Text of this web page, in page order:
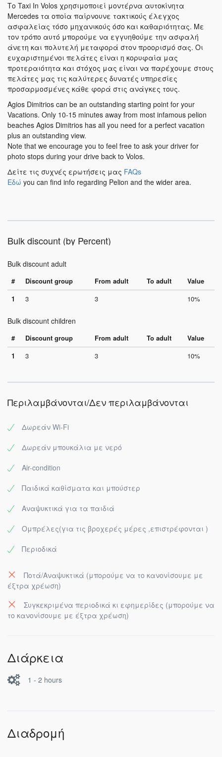
Το Taxi In Volos χρησιμοποιεί μοντέρνα αυτοκίνητα
Mercedes τα οποία παίρνουνε τακτικούς έλεγχος
ασφαλείας τόσο μηχανικούς όσο και καθαριότητας. Με
τον τρόπο αυτό μπορούμε να εγγυηθούμε την ασφαλή
άνετη και πολυτελή μεταφορά στον προορισμό σας. Οι
ευχαριστημένοι πελάτες είναι η κορυφαία μας
προτεραιότητα και στόχος μας είναι να παρέχουμε στους
πελάτες μας τις καλύτερες δυνατές υπηρεσίες
προσαρμοσμένες κάθε φορά στις ανάγκες τους.
Agios Dimitrios can be an outstanding starting point for your
Vacations. Only 10-15 minutes away from most infamous pelion
beaches Agios Dimitrios has all you need for a perfect vacation
plus an outstanding view.
Note that we encourage you to feel free to ask your driver for
photo stops during your drive back to Volos.
Δείτε τις συχνές ερωτήσεις μας FAQs
Εδώ you can find info regarding Pelion and the wider area.
Bulk discount (by Percent)
Bulk discount adult
# Discount group From adult To adult
Value
1
3 3 10%
Bulk discount children
# Discount group From adult To adult
Value
1
3 3 10%
Περιλαμβάνονται/Δεν περιλαμβάνονται
Δωρεάν Wi-Fi
Δωρεάν μπουκάλια με νερό
Air-condition
Παιδικά καθίσματα και μπούστερ
Αναψυκτικά για τα παιδιά
Ομπρέλες(για τις βροχερές μέρες ,επιστρέφονται )
Περιοδικά
Ποτά/Αναψυκτικά (μπορούμε να το κανονίσουμε με
έξτρα χρέωση)
Συγκεκριμένα περιοδικά κι εφημερίδες (μπορούμε να
το κανονίσουμε με έξτρα χρέωση)
Διάρκεια
1 - 2 hours
Διαδρομή